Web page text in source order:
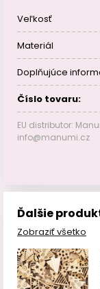
Veľkosť
Materiál
Doplňujúce
Číslo tovaru:
EU distributor:
info@manumi.cz
Ďalšie
Zobraziť všetko